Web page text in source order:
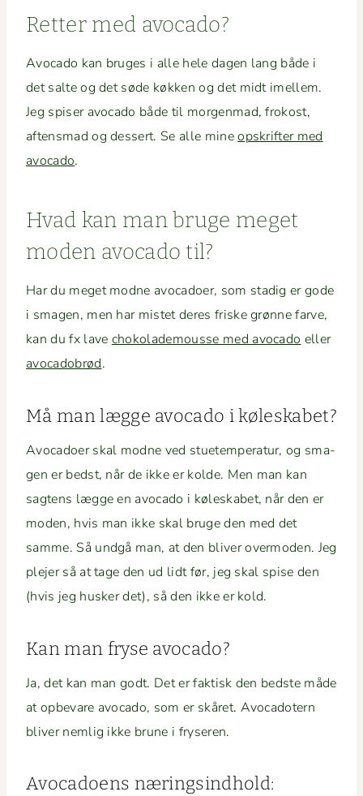
Ret­ter med avocado?
Avo­ca­do kan bruges i alle hele dagen lang både i
det salte og det søde køkken og det midt imellem.
Jeg spis­er avo­ca­do både til mor­gen­mad, frokost,
aftens­mad og dessert. Se alle mineopskrifter med
avo­ca­do.
Hvad kan man bruge meget
mod­en avo­ca­do til?
Har du meget modne avo­ca­do­er, som stadig er gode
i sma­gen, men har mis­tet deres friske grønne farve,
kan du fx lave choko­lade­mousse med avo­ca­do eller
avo­cado­brød.
Må man lægge avo­ca­do i køleskabet?
Avo­ca­do­er skal modne ved stuetem­per­atur, og sma­
gen er bedst, når de ikke er kolde. Men man kan
sagtens lægge en avo­ca­do i kølesk­a­bet, når den er
mod­en, hvis man ikke skal bruge den med det
samme. Så undgå man, at den bliv­er over­mod­en. Jeg
ple­jer så at tage den ud lidt før, jeg skal spise den
(hvis jeg husker det), så den ikke er kold.
Kan man fryse avocado?
Ja, det kan man godt. Det er fak­tisk den bed­ste måde
at opbe­vare avo­ca­do, som er skåret. Avo­cadotern
bliv­er nem­lig ikke brune i fryseren.
Avo­ca­doens næringsindhold: